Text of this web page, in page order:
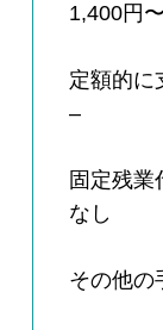
1,400円
定額的に
–
固定残業
なし
その他の